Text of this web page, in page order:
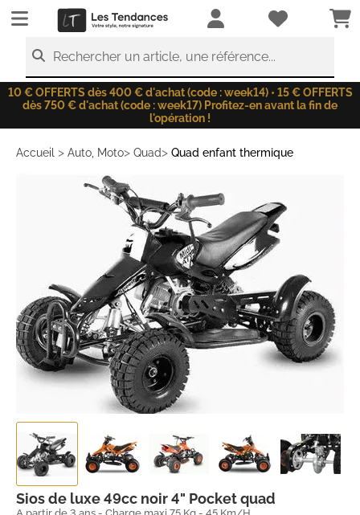
LesTendances.fr
Rechercher un article, une référence...
10 € OFFERTS dès 400 € d'achat (code : week14) • 15 € OFFERTS
dès 750 € d'achat (code : week17) Profitez-en avant la fin de
l'opération !
Accueil > Auto, Moto> Quad> Quad enfant thermique
Sios de luxe 49cc noir 4" Pocket quad